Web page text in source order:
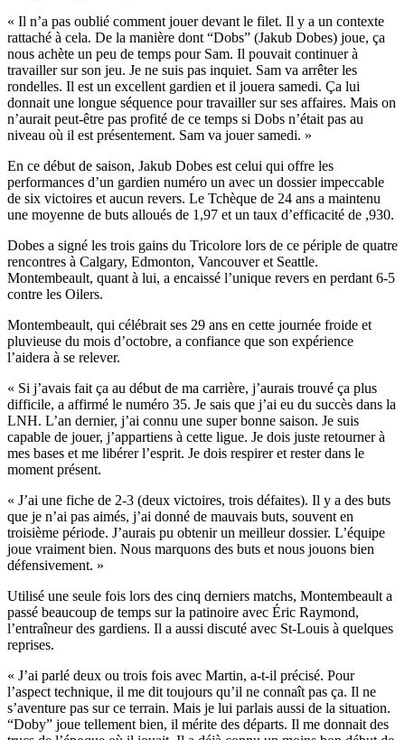
« Il n’a pas oublié comment jouer devant le filet. Il y a un contexte
rattaché à cela. De la manière dont “Dobs” (Jakub Dobes) joue, ça
nous achète un peu de temps pour Sam. Il pouvait continuer à
travailler sur son jeu. Je ne suis pas inquiet. Sam va arrêter les
rondelles. Il est un excellent gardien et il jouera samedi. Ça lui
donnait une longue séquence pour travailler sur ses affaires. Mais on
n’aurait peut-être pas profité de ce temps si Dobs n’était pas au
niveau où il est présentement. Sam va jouer samedi. »
En ce début de saison, Jakub Dobes est celui qui offre les
performances d’un gardien numéro un avec un dossier impeccable
de six victoires et aucun revers. Le Tchèque de 24 ans a maintenu
une moyenne de buts alloués de 1,97 et un taux d’efficacité de ,930.
Dobes a signé les trois gains du Tricolore lors de ce périple de quatre
rencontres à Calgary, Edmonton, Vancouver et Seattle.
Montembeault, quant à lui, a encaissé l’unique revers en perdant 6-5
contre les Oilers.
Montembeault, qui célébrait ses 29 ans en cette journée froide et
pluvieuse du mois d’octobre, a confiance que son expérience
l’aidera à se relever.
« Si j’avais fait ça au début de ma carrière, j’aurais trouvé ça plus
difficile, a affirmé le numéro 35. Je sais que j’ai eu du succès dans la
LNH. L’an dernier, j’ai connu une super bonne saison. Je suis
capable de jouer, j’appartiens à cette ligue. Je dois juste retourner à
mes bases et me libérer l’esprit. Je dois respirer et rester dans le
moment présent.
« J’ai une fiche de 2-3 (deux victoires, trois défaites). Il y a des buts
que je n’ai pas aimés, j’ai donné de mauvais buts, souvent en
troisième période. J’aurais pu obtenir un meilleur dossier. L’équipe
joue vraiment bien. Nous marquons des buts et nous jouons bien
défensivement. »
Utilisé une seule fois lors des cinq derniers matchs, Montembeault a
passé beaucoup de temps sur la patinoire avec Éric Raymond,
l’entraîneur des gardiens. Il a aussi discuté avec St-Louis à quelques
reprises.
« J’ai parlé deux ou trois fois avec Martin, a-t-il précisé. Pour
l’aspect technique, il me dit toujours qu’il ne connaît pas ça. Il ne
s’aventure pas sur ce terrain. Mais je lui parlais aussi de la situation.
“Doby” joue tellement bien, il mérite des départs. Il me donnait des